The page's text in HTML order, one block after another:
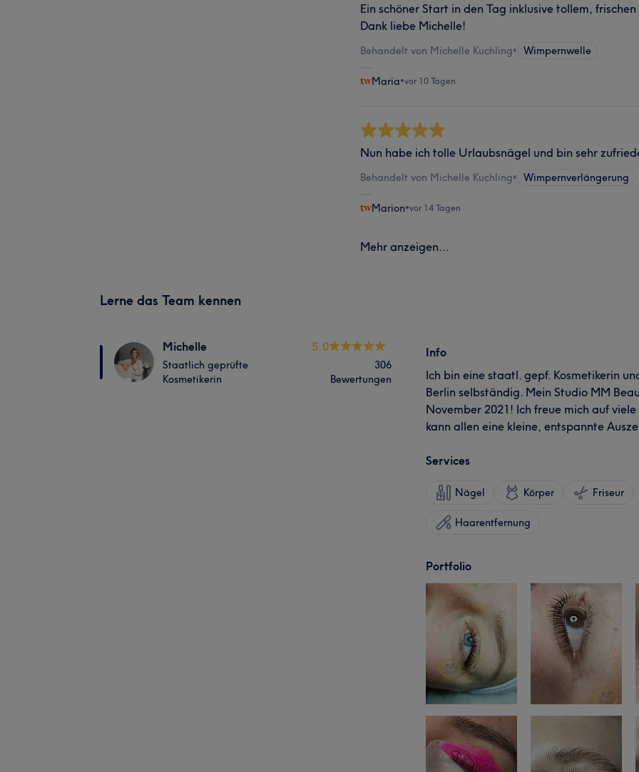
Ein schöner Start in den Tag inklusive tollem,
Dank liebe Michelle!
Behandelt von Michelle Kuchling• Wimpernwelle
Maria•vor 10 Tagen
Nun habe ich tolle Urlaubsnägel und bin sehr
Behandelt von Michelle Kuchling• Wimpernverlängerung
Marion•vor 14 Tagen
Mehr anzeigen...
Lerne das Team kennen
Michelle
Staatlich geprüfte
Kosmetikerin
5.0
306
Bewertungen
Info
Ich bin eine staatl. gepf. Kosmetikerin
Berlin selbständig. Mein Studio MM
November 2021! Ich freue mich auf
kann allen eine kleine, entspannte
Services
Nägel Körper Friseur
Haarentfernung
Portfolio